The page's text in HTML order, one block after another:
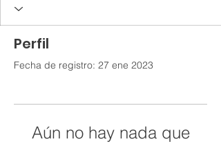
Perfil
Fecha de registro: 27 ene 2023
Aún no hay nada que